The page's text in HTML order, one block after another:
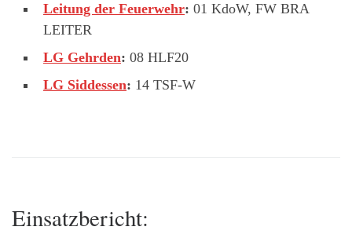
Leitung der Feuerwehr: 01 KdoW, FW BRA
LEITER
LG Gehrden: 08 HLF20
LG Siddessen: 14 TSF-W
Einsatzbericht: